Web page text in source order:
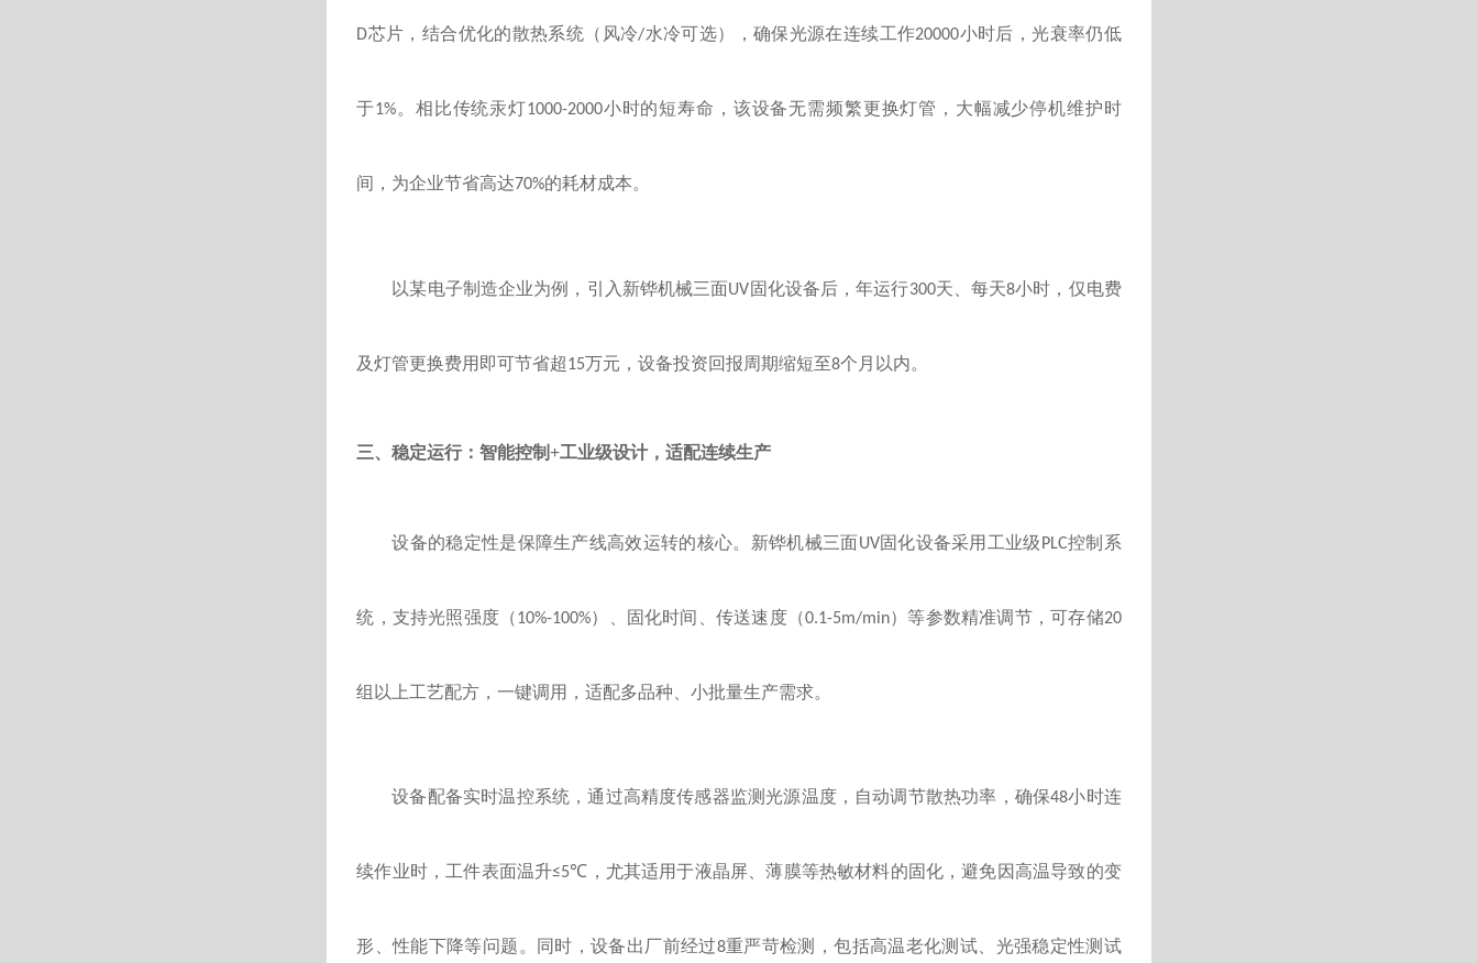
D芯片，结合优化的散热系统（风冷/水冷可选），确保光源在连续工作20000小时后，光衰率仍低
于1%。相比传统汞灯1000-2000小时的短寿命，该设备无需频繁更换灯管，大幅减少停机维护时
间，为企业节省高达70%的耗材成本。
以某电子制造企业为例，引入新铧机械三面UV固化设备后，年运行300天、每天8小时，仅电费
及灯管更换费用即可节省超15万元，设备投资回报周期缩短至8个月以内。
三、稳定运行：智能控制+工业级设计，适配连续生产
设备的稳定性是保障生产线高效运转的核心。新铧机械三面UV固化设备采用工业级 PLC控制系
统，支持光照强度（10%-100%）、固化时间、传送速度（0.1-5m/min）等参数精准调节，可存储20
组以上工艺配方，一键调用，适配多品种、小批量生产需求。
设备配备实时温控系统，通过高精度传感器监测光源温度，自动调节散热功率，确保48小时连
续作业时，工件表面温升≤5℃ ，尤其适用于液晶屏、薄膜等热敏材料的固化，避免因高温导致的变
形、性能下降等问题。同时，设备出厂前经过8重严苛检测，包括高温老化测试、光强稳定性测试